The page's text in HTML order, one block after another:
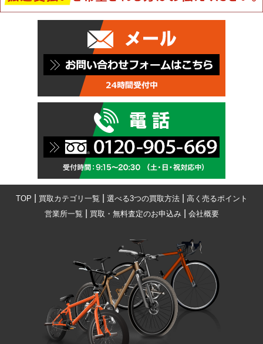
TOP 買取カテゴリ一覧 選べる3つの買取方法| 高く売るポイント
営業所一覧
買取・無料査定のお申込み| 会社概要